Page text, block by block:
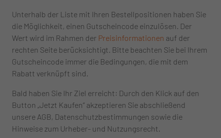
Unterhalb der Liste mit Ihren Bestellpositionen haben Sie
die Möglichkeit, einen Gutscheincode einzulösen. Der
Wert wird im Rahmen der Preisinformationen auf der
rechten Seite berücksichtigt. Bitte beachten Sie bei Ihrem
Gutscheincode immer die Bedingungen, die mit dem
Rabatt verknüpft sind.
Bald haben Sie Ihr Ziel erreicht: Durch den Klick auf den
Button „Jetzt Kaufen“ akzeptieren Sie abschließend
unsere AGB, Datenschutzbestimmungen sowie die
Hinweise zum Urheber- und Nutzungsrecht.